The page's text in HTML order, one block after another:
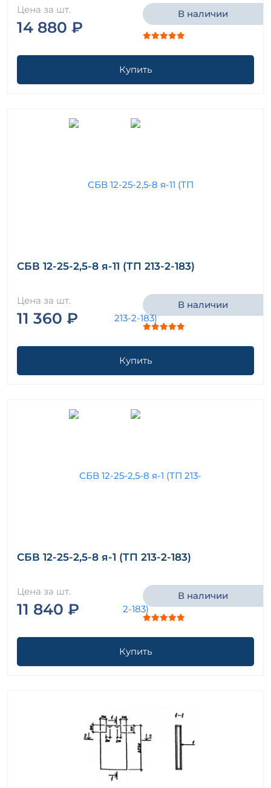
Цена за шт.
14 880 ₽
В наличии
Купить
СБВ 12-25-2,5-8 я-11 (ТП 213-2-183)
Цена за шт.
11 360 ₽
В наличии
Купить
СБВ 12-25-2,5-8 я-1 (ТП 213-2-183)
Цена за шт.
11 840 ₽
В наличии
Купить